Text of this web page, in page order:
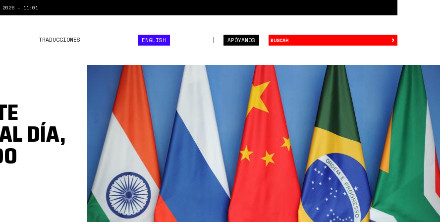
- 11:01
APÓYANOS
TRADUCCIONES ENGLISH ›
brics++.jpeg
DÍA,